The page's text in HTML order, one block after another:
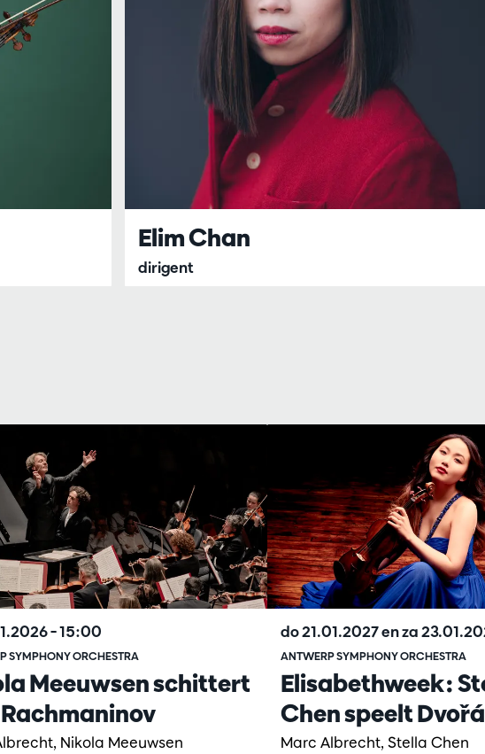
Elim Chan
dirigent
Meeuwsen schittert
Nikola Meeuwsen
SYMPHONY ORCHESTRA
– 15:00
Elisabethweek:
Chen speelt
Marc Albrecht, Stella Chen
ANTWERP SYMPHONY ORCHESTRA
do 21.01.2027enza